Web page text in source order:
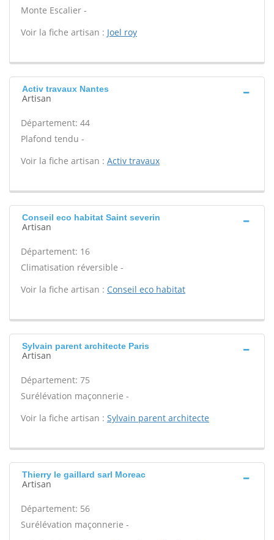
Monte Escalier -
Voir la fiche artisan : Joel roy
Activ travaux Nantes
Artisan
Département: 44
Plafond tendu -
Voir la fiche artisan : Activ travaux
Conseil eco habitat Saint severin
Artisan
Département: 16
Climatisation réversible -
Voir la fiche artisan : Conseil eco habitat
Sylvain parent architecte Paris
Artisan
Département: 75
Surélévation maçonnerie -
Voir la fiche artisan : Sylvain parent architecte
Thierry le gaillard sarl Moreac
Artisan
Département: 56
Surélévation maçonnerie -